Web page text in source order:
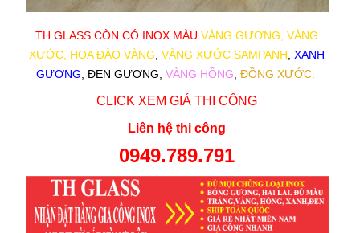
TH GLASS CÒN CÓ INOX MÀUVÀNG GƯƠNG, VÀNG
XƯỚC, HOA ĐÀO VÀNG,VÀNG XƯỚC SAMPANH,XANH
GƯƠNG, ĐEN GƯƠNG, VÀNG HỒNG, ĐỒNG XƯỚC.
CLICK XEM GIÁ THI CÔNG
Liên hệ thi công
0949.789.791